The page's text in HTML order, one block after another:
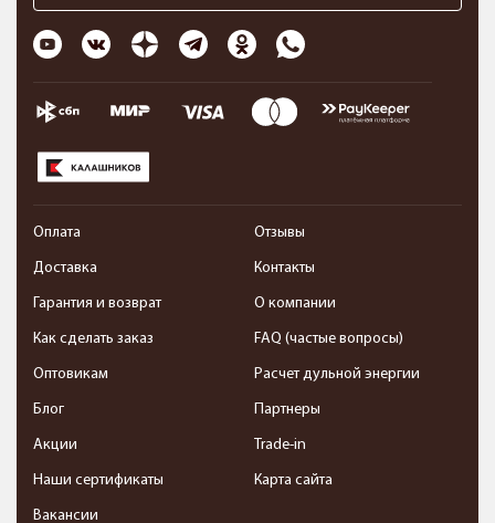
Оплата
Доставка
Гарантия и возврат
Как сделать заказ
Оптовикам
Блог
Акции
Наши сертификаты
Вакансии
Отзывы
Контакты
О компании
FAQ (частые вопросы)
Расчет дульной энергии
Партнеры
Trade-in
Карта сайта